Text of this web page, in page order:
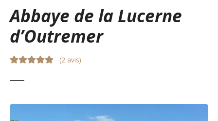
Abbaye de la Lucerne
d’Outremer
(2 avis)